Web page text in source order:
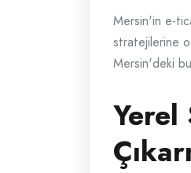
Mersin'in e-
stratejilerine
Mersin'deki
Yerel